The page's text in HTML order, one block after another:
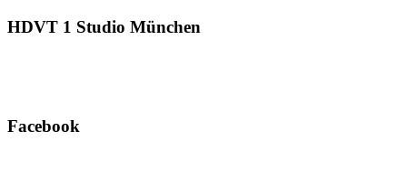
HDVT 1 Studio München
Facebook